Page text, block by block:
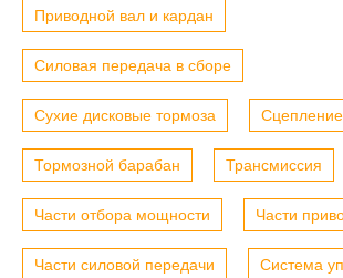
Приводной вал и кардан
Силовая передача в сборе
Сухие дисковые тормоза Сцепление
Тормозной барабан Трансмиссия
Части отбора мощности Части
Части силовой передачи Система